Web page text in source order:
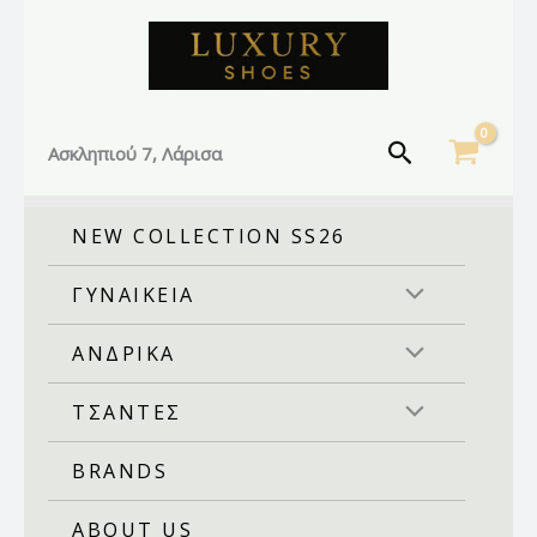
Ασκληπιού 7, Λάρισα Αναζήτηση
NEW COLLECTION SS26
ΓΥΝΑΙΚΕΙΑ
ΑΝΔΡΙΚΑ
ΤΣΑΝΤΕΣ
BRANDS
ABOUT US